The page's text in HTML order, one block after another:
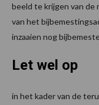
beeld te krijgen van de
van het
inzaaien nog
Let wel op
in het kader van de